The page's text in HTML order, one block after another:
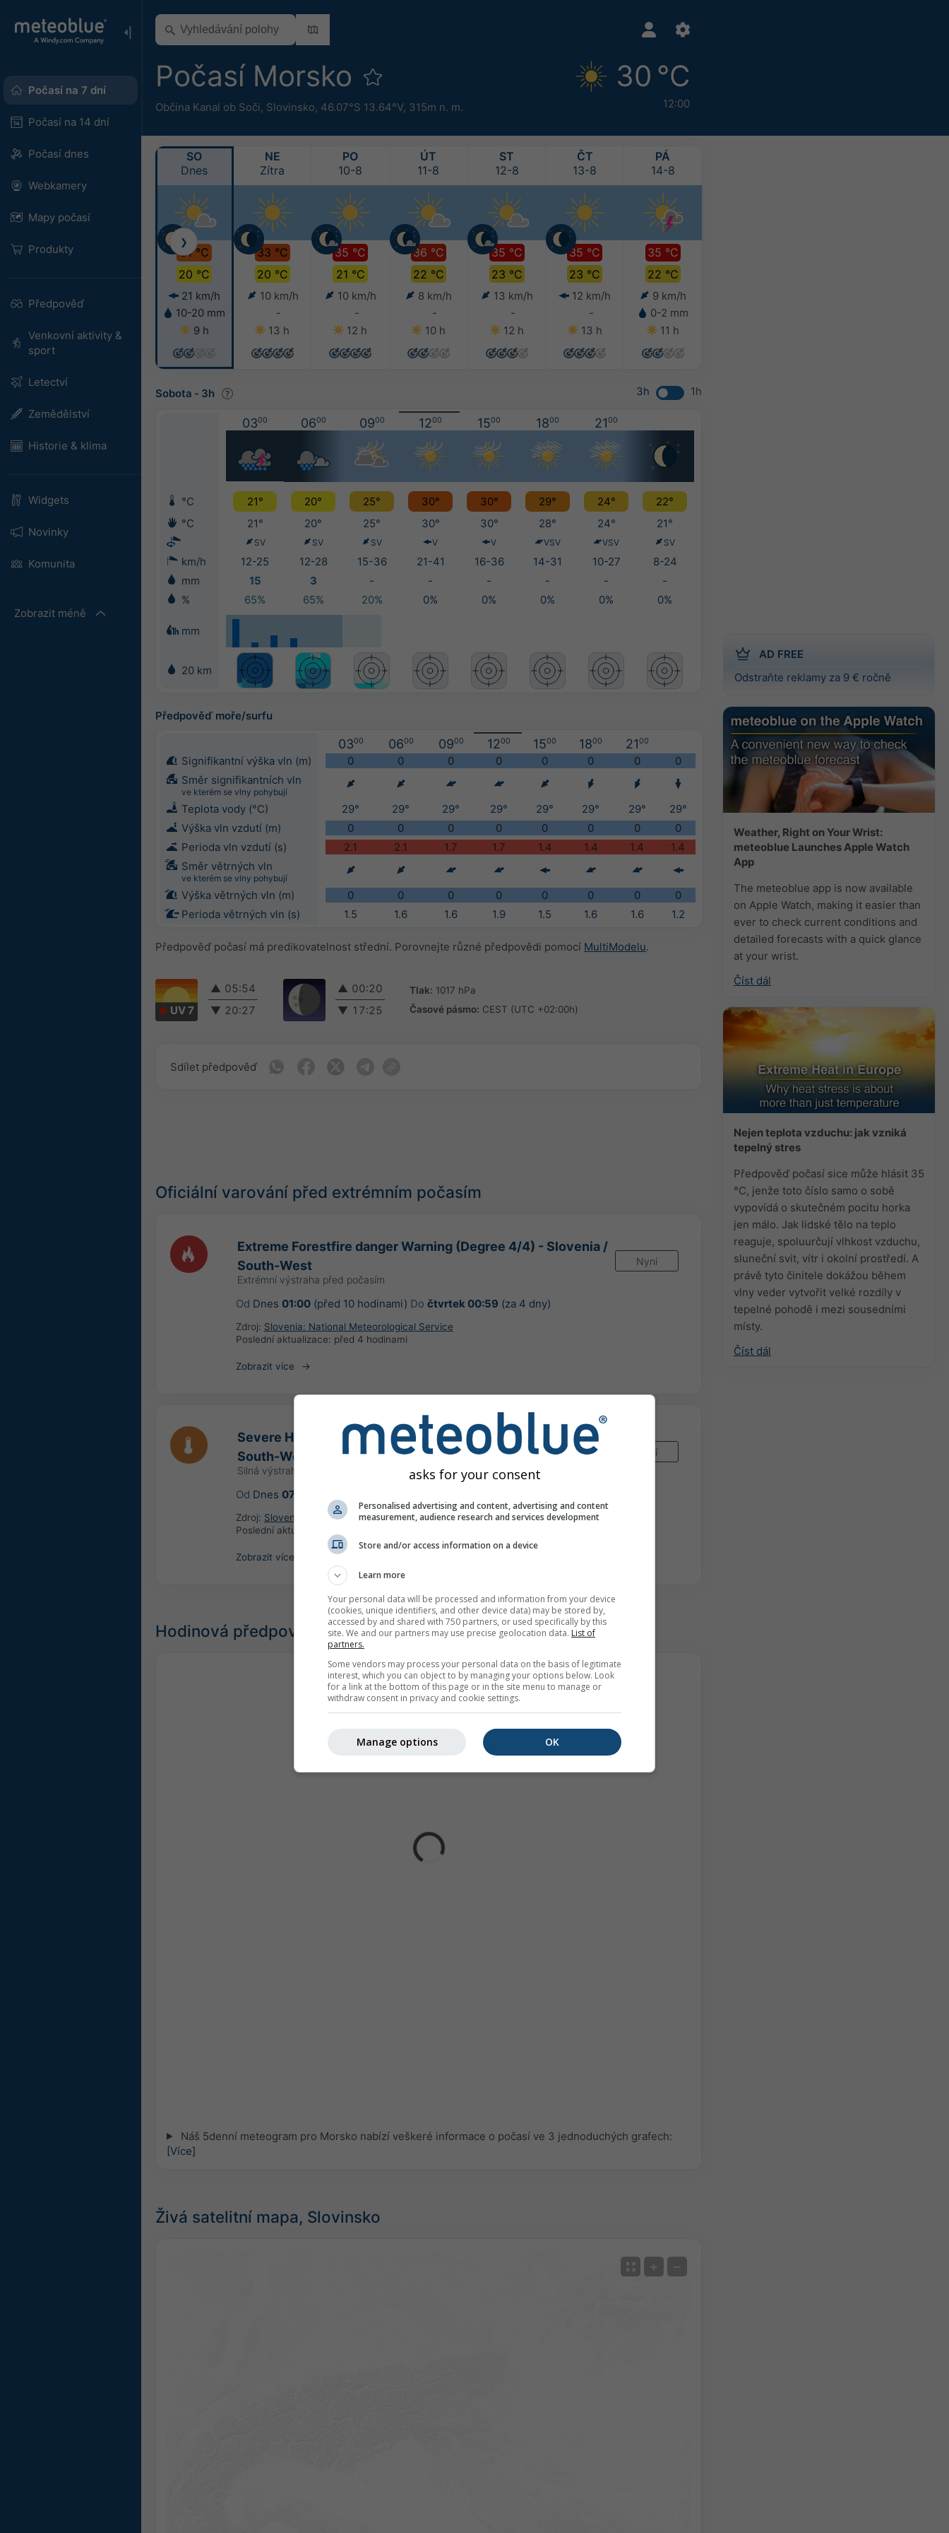
Počasí na 7 dní
Počasí na 14 dní
Počasí dnes
Webkamery
Mapy počasí
Produkty
Předpověď
Venkovní aktivity &
sport
Letectví
Zemědělství
Historie & klima
Widgets
Novinky
Komunita
Zobrazit méně
Počasí Morsko
Občina Kanal ob Soči, Slovinsko, 46.07°S 13.64°V, 315m n. m.
30 °C
12:00
AD FREE
Odstraňte reklamy za 9 € ročně
Weather, Right on Your Wrist:
meteoblue Launches Apple Watch
App
The meteoblue app is now available
on Apple Watch, making it easier than
ever to check current conditions and
detailed forecasts with a quick glance
at your wrist.
Číst dál
Nejen teplota vzduchu: jak vzniká
tepelný stres
Předpověď počasí sice může hlásit 35
°C, jenže toto číslo samo o sobě
vypovídá o skutečném pocitu horka
jen málo. Jak lidské tělo na teplo
reaguje, spoluurčují vlhkost vzduchu,
sluneční svit, vítr i okolní prostředí. A
právě tyto činitele dokážou během
vlny veder vytvořit velké rozdíly v
tepelné pohodě i mezi sousedními
místy.
Číst dál
SO
Dnes
31 °C
20 °C
21 km/h
10-20 mm
9 h
NE
Zítra
33 °C
20 °C
10 km/h
-
13 h
PO
10-8
35 °C
21 °C
10 km/h
-
12 h
ÚT
11-8
36 °C
22 °C
8 km/h
-
10 h
ST
12-8
35 °C
23 °C
13 km/h
-
12 h
ČT
13-8
35 °C
23 °C
12 km/h
-
13 h
PÁ
14-8
35 °C
22 °C
9 km/h
0-2 mm
11 h
❯
Sobota - 3h 3h 1h
0300 0600 0900 1200 1500 1800 2100
°C 21° 20° 25° 30° 30° 29° 24°
22°
°C
21° 20° 25° 30° 30° 28° 24° 21°
SV SV SV V V VSV VSV SV
km/h 12-25 12-28 15-36 21-41 16-36 14-31 10-27
8-24
mm
15 3 - - - - -
-
%
65% 65% 20% 0% 0% 0% 0% 0%
mm
20 km
Předpověď moře/surfu
0300 0600 0900 1200 1500 1800 2100
Signifikantní výška vln (m) 0 0 0 0 0 0 0
0
Směr signifikantních vln
ve kterém se vlny pohybují
Teplota vody (°C) 29° 29° 29° 29° 29° 29° 29°
29°
Výška vln vzdutí (m)
0 0 0 0 0 0 0
0
Perioda vln vzdutí (s)
2.1 2.1 1.7 1.7 1.4 1.4 1.4
1.4
Směr větrných vln
ve kterém se vlny pohybují
Výška větrných vln (m) 0 0 0 0 0 0 0
0
Perioda větrných vln (s)
1.5 1.6 1.6 1.9 1.5 1.6 1.6 1.2
Předpověď počasí má predikovatelnost střední. Porovnejte různé předpovědi pomocí MultiModelu.
UV 7
▲ 05:54
▼ 20:27
▲ 00:20
▼ 17:25
Tlak: 1017 hPa
Časové pásmo: CEST (UTC +02:00h)
Sdílet předpověď
Oficiální varování před extrémním počasím
Extreme Forestfire danger Warning (Degree 4/4) - Slovenia /
South-West
Extrémní výstraha před počasím
Nyní
Od Dnes 01:00(před 10 hodinami) Do čtvrtek 00:59 (za 4 dny)
Zdroj: Slovenia: National Meteorological Service
Poslední aktualizace: před 4 hodinami
Zobrazit více
Severe High temperature Warning (Degree 3/4) - Slovenia /
South-West
Silná výstraha před počasím
Nyní
Od Dnes 07:00
Zdroj: Slovenia: National Meteorological Service
Poslední aktualizace:
Zobrazit více
Hodinová předpověď počasí pro Morsko
Náš 5denní meteogram pro Morsko nabízí veškeré informace o počasí ve 3 jednoduchých grafech:
[Více]
Živá satelitní mapa, Slovinsko
+ −
asks for your consent
Personalised advertising and content, advertising and content
measurement, audience research and services development
Store and/or access information on a device
Learn more
Your personal data will be processed and information from your device
(cookies, unique identifiers, and other device data) may be stored by,
accessed by and shared with 750 partners, or used specifically by this
site. We and our partners may use precise geolocation data. List of
partners.
Some vendors may process your personal data on the basis of legitimate
interest, which you can object to by managing your options below. Look
for a link at the bottom of this page or in the site menu to manage or
withdraw consent in privacy and cookie settings.
OK
Manage options